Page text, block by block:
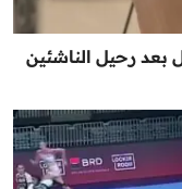
بعد رحيل الناشئين